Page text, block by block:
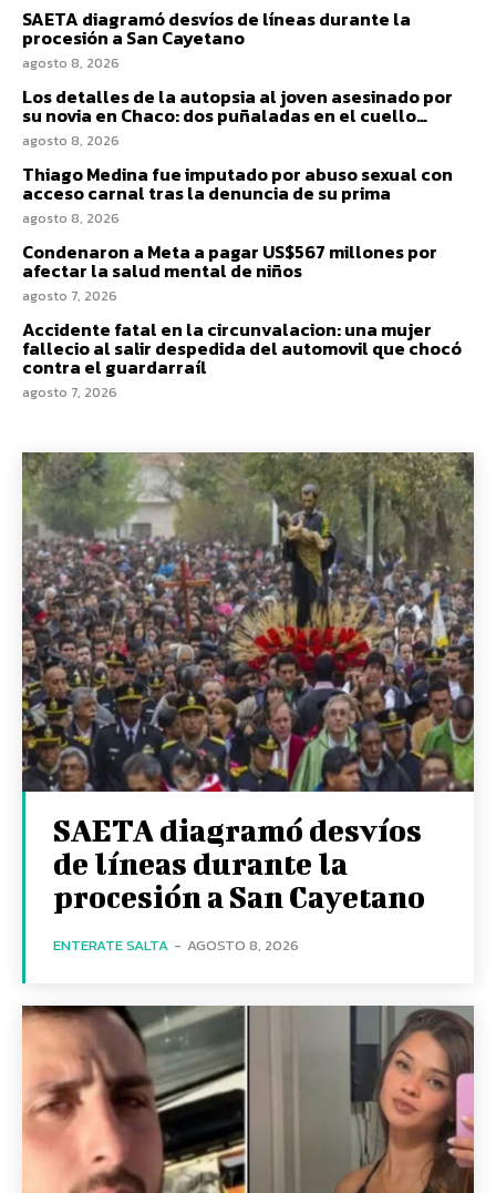
SAETA diagramó desvíos de líneas durante la
procesión a San Cayetano
agosto 8, 2026
Los detalles de la autopsia al joven asesinado por
su novia en Chaco: dos puñaladas en el cuello…
agosto 8, 2026
Thiago Medina fue imputado por abuso sexual con
acceso carnal tras la denuncia de su prima
agosto 8, 2026
Condenaron a Meta a pagar US$567 millones por
afectar la salud mental de niños
agosto 7, 2026
Accidente fatal en la circunvalacion: una mujer
fallecio al salir despedida del automovil que chocó
contra el guardarraíl
agosto 7, 2026
SAETA diagramó desvíos
de líneas durante la
procesión a San Cayetano
ENTERATE SALTA - AGOSTO 8, 2026